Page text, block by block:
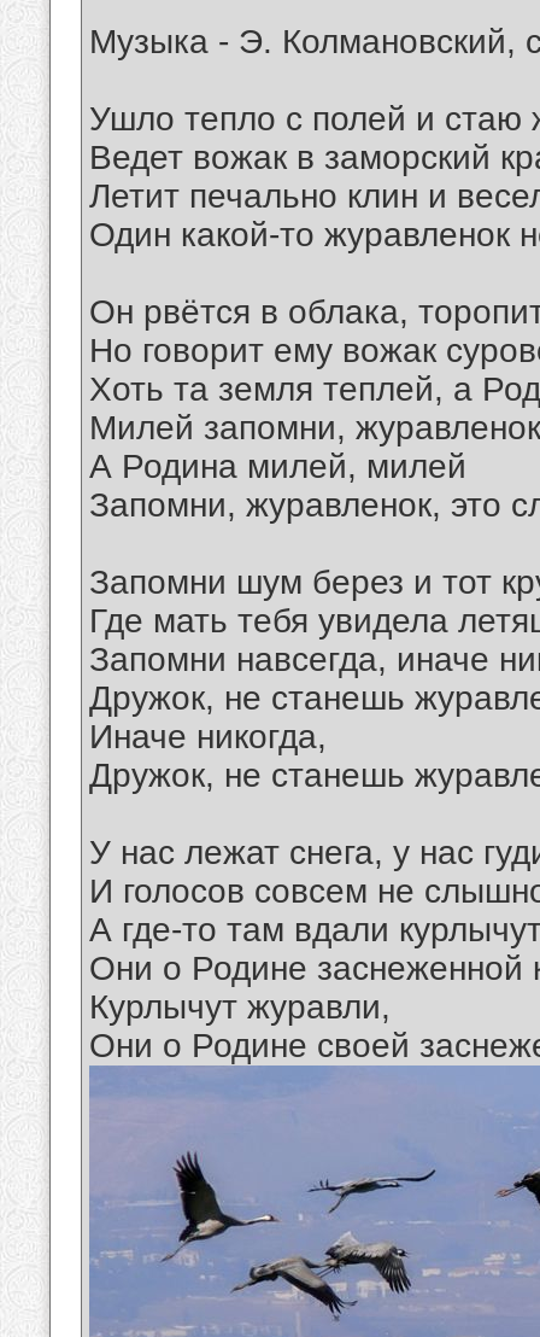
Музыка - Э.
Ушло тепло с полей и стаю
Ведет вожак в заморский
Летит печально клин и
Один какой-то журавленок
Он рвётся в облака,
Но говорит ему вожак
Хоть та земля теплей, а
Милей запомни,
А Родина милей, милей
Запомни, журавленок, это
Запомни шум берез и тот
Где мать тебя увидела
Запомни навсегда, иначе
Дружок, не станешь
Иначе никогда,
Дружок, не станешь
У нас лежат снега, у нас
И голосов совсем не
А где-то там вдали
Они о Родине заснеженной
Курлычут журавли,
Они о Родине своей